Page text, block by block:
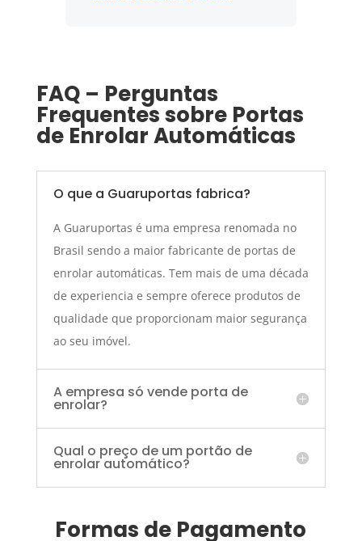
FAQ – Perguntas
Frequentes sobre Portas
de Enrolar Automáticas
O que a Guaruportas fabrica?
A Guaruportas é uma empresa renomada no
Brasil sendo a maior fabricante de portas de
enrolar automáticas. Tem mais de uma década
de experiencia e sempre oferece produtos de
qualidade que proporcionam maior segurança
ao seu imóvel.
A empresa só vende porta de
enrolar?
Qual o preço de um portão de
enrolar automático?
Formas de Pagamento